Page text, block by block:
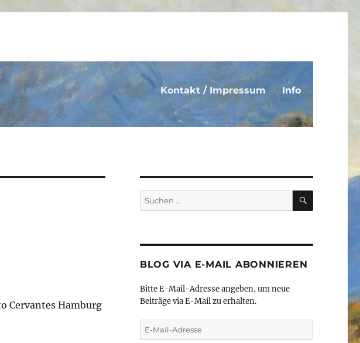
Kontakt / Impressum Info
Cervantes Hamburg
Suche
nach:
SUCHEN
BLOG VIA E-MAIL ABONNIEREN
Bitte E-Mail-Adresse angeben, um neue
Beiträge via E-Mail zu erhalten.
E-
Mail-